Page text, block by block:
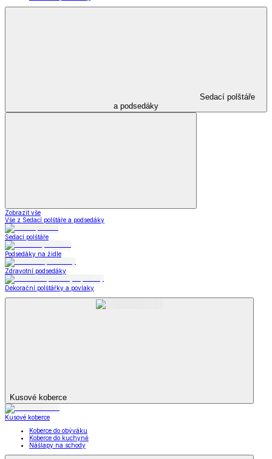
Sedací polštáře
a podsedáky
Zobrazit vše
Vše z Sedací polštáře a podsedáky
Sedací polštáře
Podsedáky na židle
Zdravotní podsedáky
Dekorační polštářky a povlaky
Kusové koberce
Kusové koberce
Koberce do obýváku
Koberce do kuchyně
Nášlapy na schody